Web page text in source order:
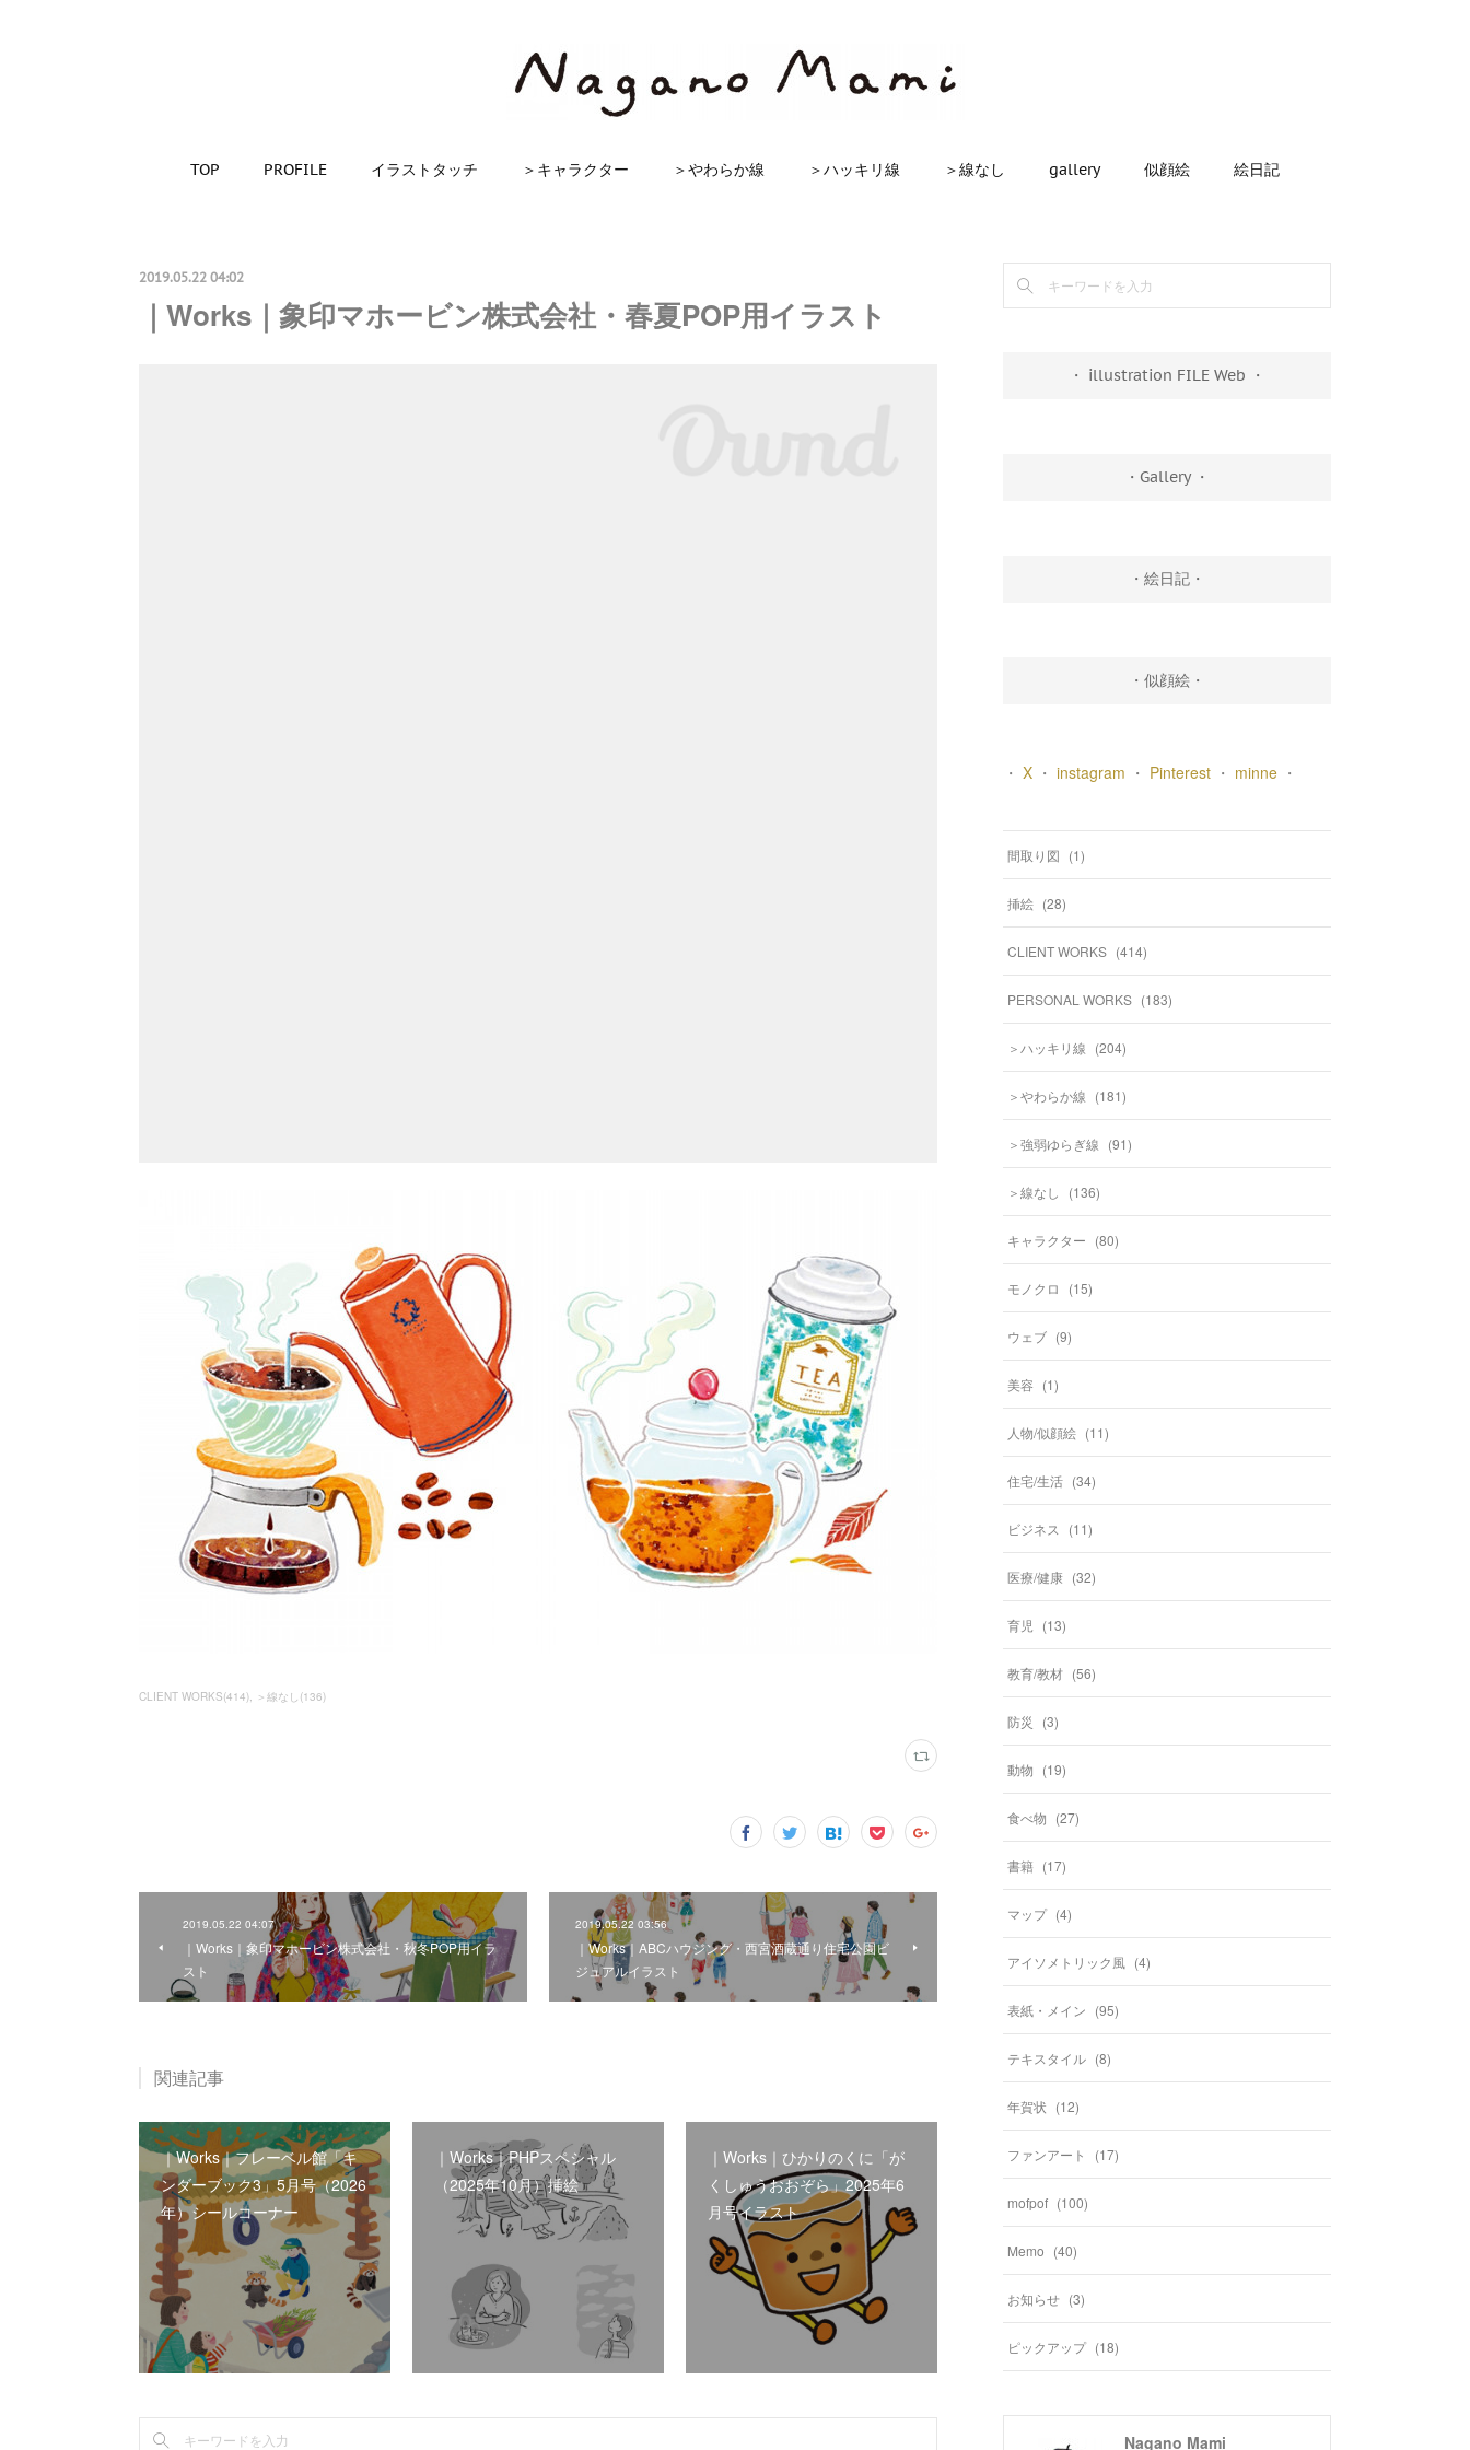
TOP PROFILE イラストタッチ ＞キャラクター ＞やわらか線 ＞ハッキリ線 ＞線なし gallery 似顔絵 絵日記
2019.05.22 04:02
｜Works｜象印マホービン株式会社・春夏POP用イラスト
CLIENT WORKS(414) ＞線なし (136)
2019.05.22 04:07
｜Works｜象印マホービン株式会社・秋冬POP用イラ
スト
2019.05.22 03:56
｜Works｜ABCハウジング・西宮酒蔵通り住宅公園ビ
ジュアルイラスト
関連記事
｜Works｜フレーベル館「キ
ンダーブック3」5月号（2026
年）シールコーナー
｜Works｜PHPスペシャル
（2025年10月）挿絵
｜Works｜ひかりのくに「が
くしゅうおおぞら」2025年6
月号イラスト
・ illustration FILE Web ・
・Gallery ・
・絵日記・
・似顔絵・
・ X ・ instagram ・ Pinterest ・ minne ・
間取り図 (1)
挿絵 (28)
CLIENT WORKS (414)
PERSONAL WORKS (183)
＞ハッキリ線 (204)
＞やわらか線 (181)
＞強弱ゆらぎ線 (91)
＞線なし (136)
キャラクター (80)
モノクロ (15)
ウェブ (9)
美容 (1)
人物/似顔絵 (11)
住宅/生活 (34)
ビジネス (11)
医療/健康 (32)
育児 (13)
教育/教材 (56)
防災 (3)
動物 (19)
食べ物 (27)
書籍 (17)
マップ (4)
アイソメトリック風 (4)
表紙・メイン (95)
テキスタイル (8)
年賀状 (12)
ファンアート (17)
mofpof (100)
Memo (40)
お知らせ (3)
ピックアップ (18)
Nagano Mami